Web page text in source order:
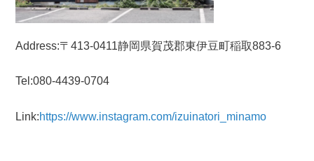
Address:〒413-0411静岡県賀茂郡東伊豆町稲取883-6
Tel:080-4439-0704
Link:https://www.instagram.com/izuinatori_minamo